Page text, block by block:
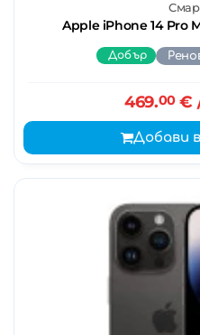
Apple iPhone 14 Pro
Добър
469.00€
Добави